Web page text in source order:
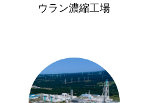
ウラン濃縮工場